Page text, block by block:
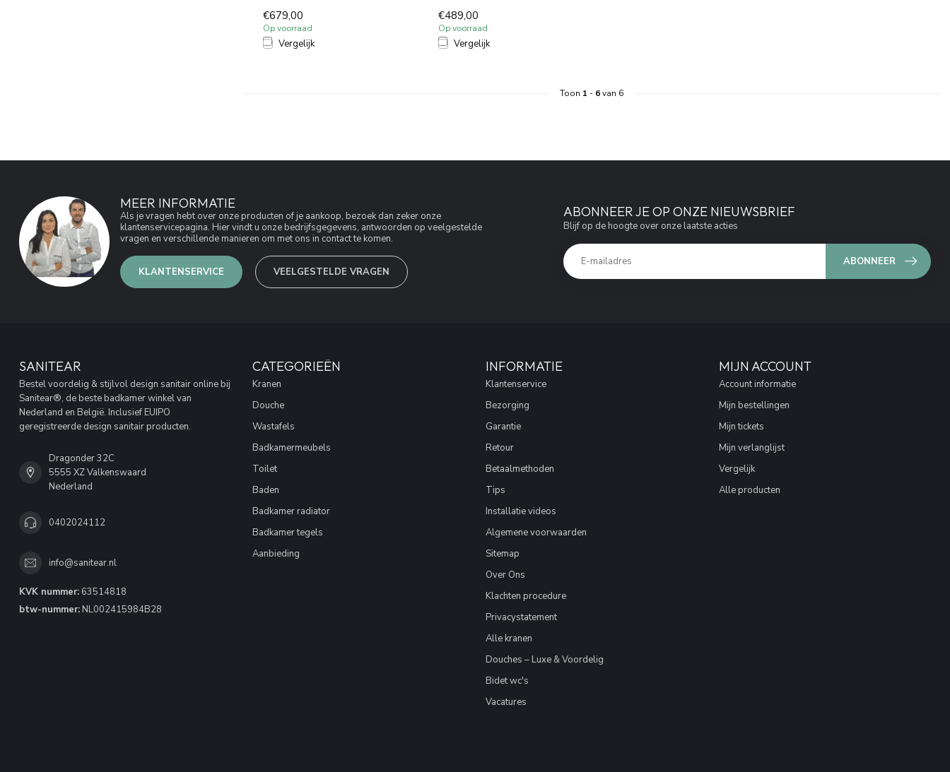
cm. Italiaans design me...
€679,00
Op voorraad
Vergelijk
opzetwastafel. Ronde...
€489,00
Op voorraad
Vergelijk
Toon 1 - 6van 6
MEER INFORMATIE
Als je vragen hebt over onze producten of je aankoop, bezoek dan zeker onze
klantenservicepagina. Hier vindt u onze bedrijfsgegevens, antwoorden op veelgestelde
vragen en verschillende manieren om met ons in contact te komen.
KLANTENSERVICE VEELGESTELDE VRAGEN
ABONNEER JE OP ONZE NIEUWSBRIEF
Blijf op de hoogte over onze laatste acties
ABONNEER
SANITEAR
Bestel voordelig & stijlvol design sanitair online bij
Sanitear®, de beste badkamer winkel van
Nederland en België. Inclusief EUIPO
geregistreerde design sanitair producten.
Dragonder 32C
5555 XZ Valkenswaard
Nederland
0402024112
info@sanitear.nl
KVK nummer: 63514818
btw-nummer: NL002415984B28
CATEGORIEËN
Kranen
Douche
Wastafels
Badkamermeubels
Toilet
Baden
Badkamer radiator
Badkamer tegels
Aanbieding
INFORMATIE
Klantenservice
Bezorging
Garantie
Retour
Betaalmethoden
Tips
Installatie videos
Algemene voorwaarden
Sitemap
Over Ons
Klachten procedure
Privacystatement
Alle kranen
Douches – Luxe & Voordelig
Bidet wc's
Vacatures
MIJN ACCOUNT
Account informatie
Mijn bestellingen
Mijn tickets
Mijn verlanglijst
Vergelijk
Alle producten